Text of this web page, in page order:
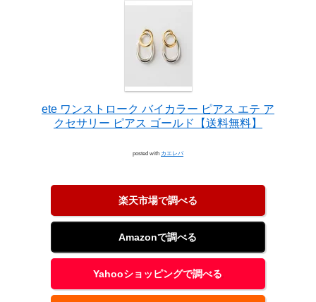
ete ワンストローク バイカラー ピアス エテ ア
クセサリー ピアス ゴールド【送料無料】
posted with カエレバ
楽天市場で調べる
Amazonで調べる
Yahooショッピングで調べる